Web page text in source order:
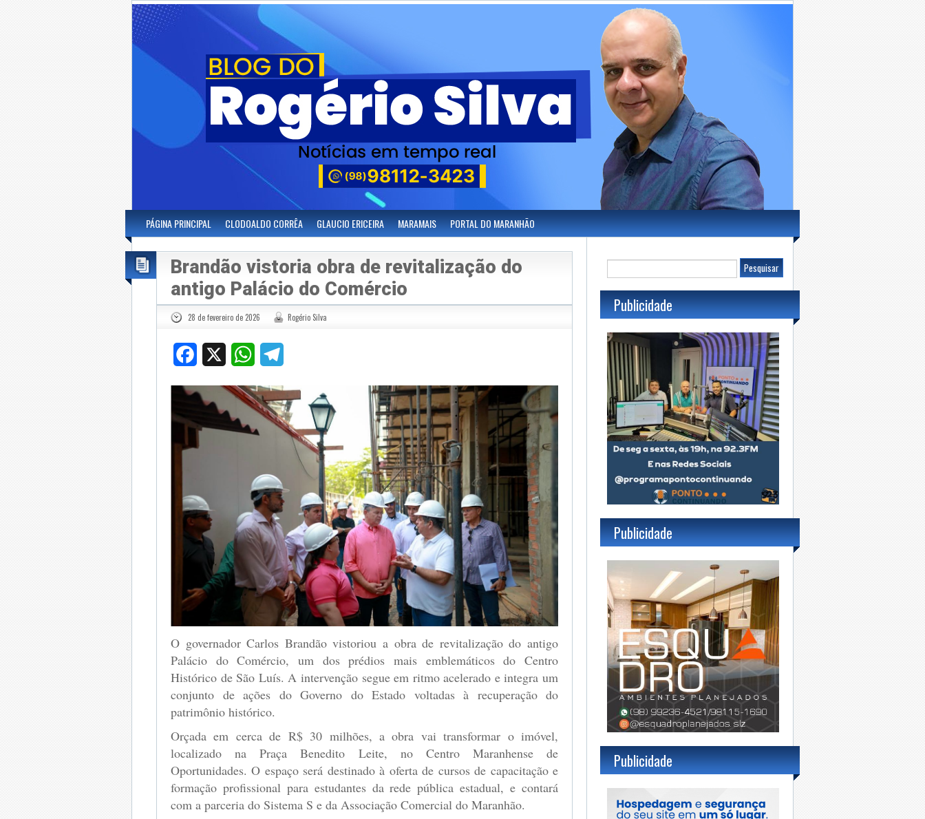
PÁGINA PRINCIPAL CLODOALDO CORRÊA GLAUCIO ERICEIRA MARAMAIS PORTAL DO MARANHÃO
Brandão vistoria obra de revitalização do
antigo Palácio do Comércio
28 de fevereiro de 2026 Rogério Silva
Facebook WhatsApp
O governador Carlos Brandão vistoriou a obra de revitalização do antigo
Palácio do Comércio, um dos prédios mais emblemáticos do Centro
Histórico de São Luís. A intervenção segue em ritmo acelerado e integra um
conjunto de ações do Governo do Estado voltadas à recuperação do
patrimônio histórico.
Orçada em cerca de R$ 30 milhões, a obra vai transformar o imóvel,
localizado na Praça Benedito Leite, no Centro Maranhense de
Oportunidades. O espaço será destinado à oferta de cursos de capacitação e
formação profissional para estudantes da rede pública estadual, e contará
com a parceria do Sistema S e da Associação Comercial do Maranhão.
Publicidade
Publicidade
Publicidade